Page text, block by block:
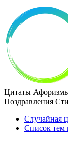
Цитаты
Поздравления
Случайная
Список тем